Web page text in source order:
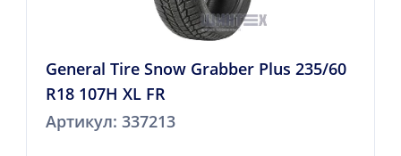
General Tire Snow Grabber Plus 235/60
R18 107H XL FR
Артикул: 337213